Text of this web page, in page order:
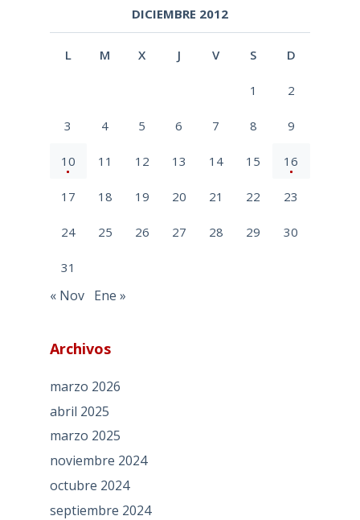
DICIEMBRE 2012
L M X J V S D
1 2
3 4 5 6 7 8 9
10 11 12 13 14 15 16
17 18 19 20 21 22 23
24 25 26 27 28 29 30
31
« Nov Ene »
Archivos
marzo 2026
abril 2025
marzo 2025
noviembre 2024
octubre 2024
septiembre 2024